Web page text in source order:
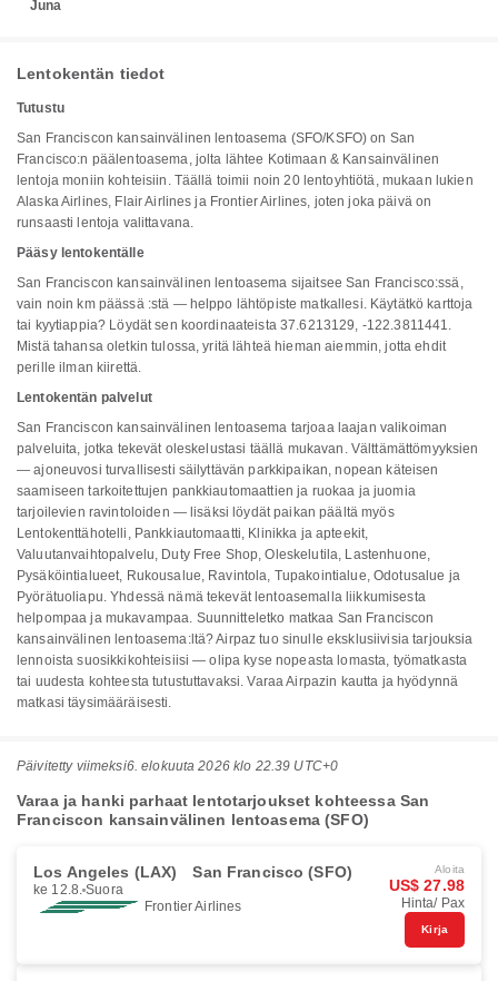
Juna
Lentokentän tiedot
Tutustu
San Franciscon kansainvälinen lentoasema (SFO/KSFO) on San
Francisco:n päälentoasema, jolta lähtee Kotimaan & Kansainvälinen
lentoja moniin kohteisiin. Täällä toimii noin 20 lentoyhtiötä, mukaan lukien
Alaska Airlines, Flair Airlines ja Frontier Airlines, joten joka päivä on
runsaasti lentoja valittavana.
Pääsy lentokentälle
San Franciscon kansainvälinen lentoasema sijaitsee San Francisco:ssä,
vain noin km päässä :stä — helppo lähtöpiste matkallesi. Käytätkö karttoja
tai kyytiappia? Löydät sen koordinaateista 37.6213129, -122.3811441.
Mistä tahansa oletkin tulossa, yritä lähteä hieman aiemmin, jotta ehdit
perille ilman kiirettä.
Lentokentän palvelut
San Franciscon kansainvälinen lentoasema tarjoaa laajan valikoiman
palveluita, jotka tekevät oleskelustasi täällä mukavan. Välttämättömyyksien
— ajoneuvosi turvallisesti säilyttävän parkkipaikan, nopean käteisen
saamiseen tarkoitettujen pankkiautomaattien ja ruokaa ja juomia
tarjoilevien ravintoloiden — lisäksi löydät paikan päältä myös
Lentokenttähotelli, Pankkiautomaatti, Klinikka ja apteekit,
Valuutanvaihtopalvelu, Duty Free Shop, Oleskelutila, Lastenhuone,
Pysäköintialueet, Rukousalue, Ravintola, Tupakointialue, Odotusalue ja
Pyörätuoliapu. Yhdessä nämä tekevät lentoasemalla liikkumisesta
helpompaa ja mukavampaa. Suunnitteletko matkaa San Franciscon
kansainvälinen lentoasema:ltä? Airpaz tuo sinulle eksklusiivisia tarjouksia
lennoista suosikkikohteisiisi — olipa kyse nopeasta lomasta, työmatkasta
tai uudesta kohteesta tutustuttavaksi. Varaa Airpazin kautta ja hyödynnä
matkasi täysimääräisesti.
Päivitetty viimeksi6. elokuuta 2026 klo 22.39 UTC+0
Varaa ja hanki parhaat lentotarjoukset kohteessa San
Franciscon kansainvälinen lentoasema (SFO)
Los Angeles (LAX) San Francisco (SFO)
ke 12.8. Suora
Frontier Airlines
Aloita
US$ 27.98
Hinta/ Pax
Kirja